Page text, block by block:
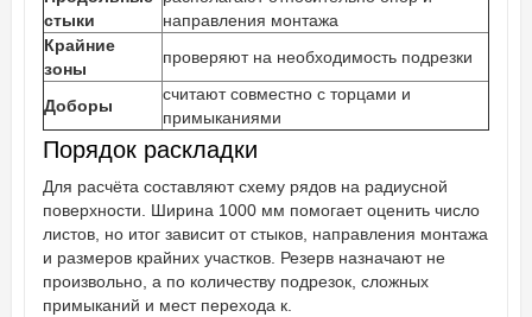
стыки
направления монтажа
Крайние
зоны
проверяют на необходимость подрезки
Доборы
считают совместно с торцами и
примыканиями
Порядок раскладки
Для расчёта составляют схему рядов на радиусной
поверхности. Ширина 1000 мм помогает оценить число
листов, но итог зависит от стыков, направления монтажа
и размеров крайних участков. Резерв назначают не
произвольно, а по количеству подрезок, сложных
примыканий и мест перехода к.